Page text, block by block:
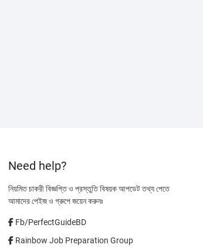
Need help?
নিয়মিত চাকরী বিজ্ঞপ্তি ও প্রস্তুতি বিষয়ক আপডেট তথ্য পেতে
আমাদের পেইজ ও গ্রুপে জয়েন করুনঃ
Fb/PerfectGuideBD
Rainbow Job Preparation Group